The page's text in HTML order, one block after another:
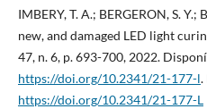
IMBERY, T. A.; BERGERON, S.
new, and damaged LED light
47, n. 6, p. 693-700, 2022.
https://doi.org/10.2341/21-177-l.
https://doi.org/10.2341/21-177-L